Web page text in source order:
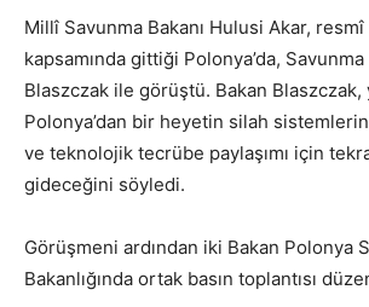
Millî Savunma Bakanı Hulusi Akar,
kapsamında gittiği Polonya’da,
Blaszczak ile görüştü. Bakan Blaszczak,
Polonya’dan bir heyetin silah
ve teknolojik tecrübe paylaşımı için
gideceğini söyledi.
Görüşmeni ardından iki Bakan Polonya
Bakanlığında ortak basın toplantısı